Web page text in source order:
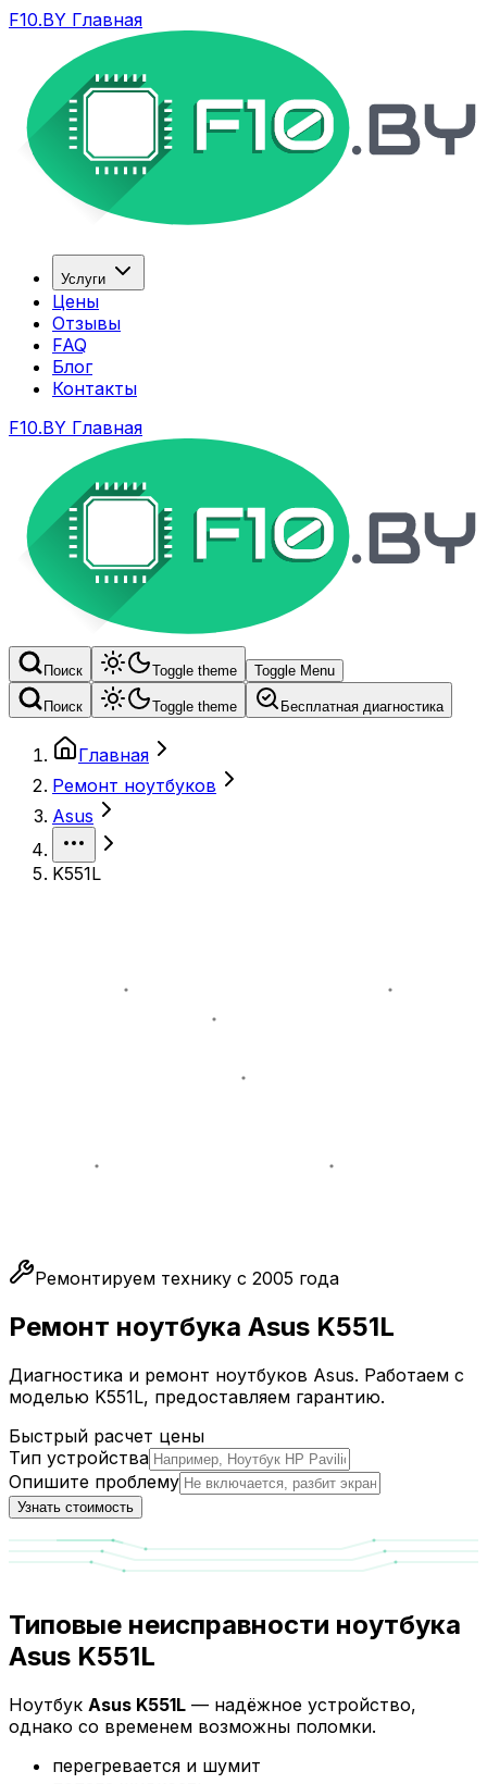
F10.BY Главная
Услуги
Цены
Отзывы
FAQ
Блог
Контакты
F10.BY Главная
Поиск Toggle theme Toggle Menu
Поиск Toggle theme Бесплатная диагностика
Главная
Ремонт ноутбуков
Asus
K551L
Ремонтируем технику с 2005 года
Ремонт ноутбука Asus K551L
Диагностика и ремонт ноутбуков Asus. Работаем с
моделью K551L, предоставляем гарантию.
Быстрый расчет цены
Тип устройства
Опишите проблему
Узнать стоимость
Типовые неисправности ноутбука
Asus K551L
Ноутбук Asus K551L — надёжное устройство,
однако со временем возможны поломки.
перегревается и шумит